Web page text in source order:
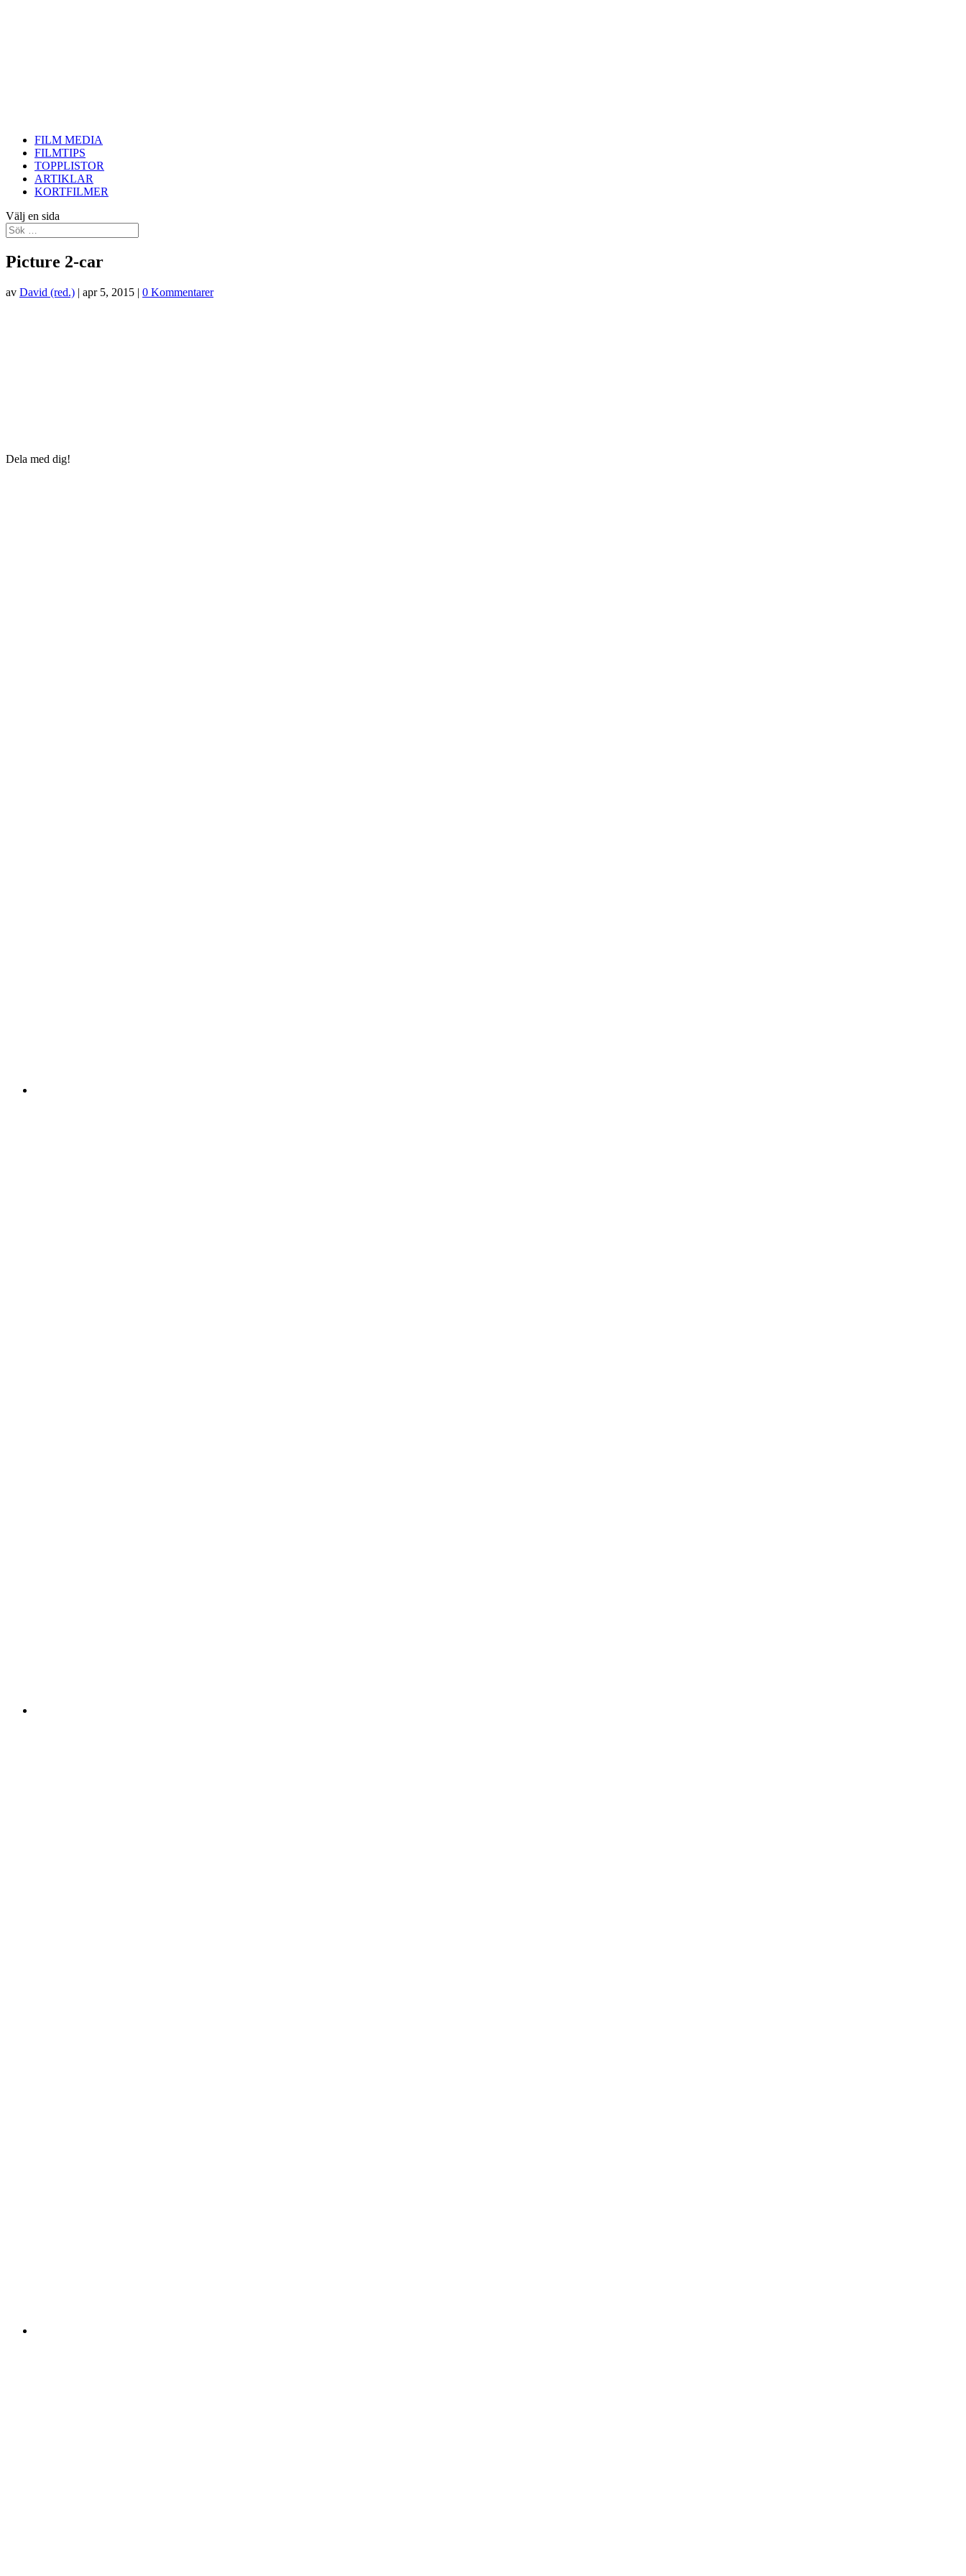
FILM MEDIA
FILMTIPS
TOPPLISTOR
ARTIKLAR
KORTFILMER
Välj en sida
Picture 2-car
av David (red.) | apr 5, 2015 | 0 Kommentarer
Dela med dig!